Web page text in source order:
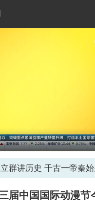
群讲历史 千古一帝秦始
届中国国际动漫节